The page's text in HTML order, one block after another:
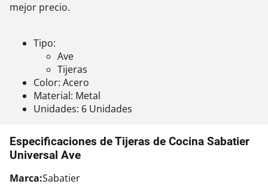
mejor precio.
Tipo:
Ave
Tijeras
Color: Acero
Material: Metal
Unidades: 6 Unidades
Especificaciones de Tijeras de Cocina Sabatier
Universal Ave
Marca:Sabatier